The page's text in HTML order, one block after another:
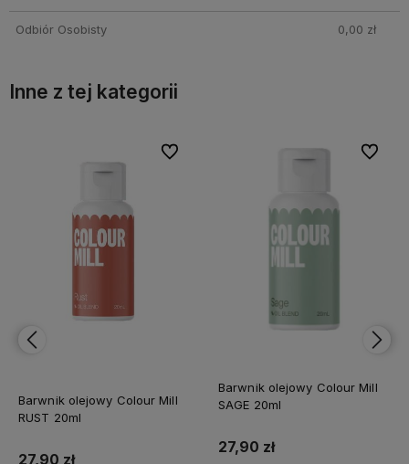
Odbiór Osobisty 0,00 zł
Inne z tej kategorii
Barwnik olejowy Colour Mill
RUST 20ml
27,90 zł
Do ulubionych
Do ulubionych
Barwnik olejowy Colour Mill
SAGE 20ml
27,90 zł
Do
Do